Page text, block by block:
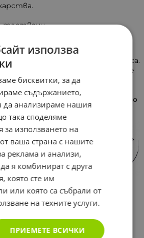
тествани.
и подсушете кожата на носа.
от опаковката и премахнете
Поставете пластира и
секунди, за да прилепне добре
пластира бавно, когато
или се къпете с гореща вода.
се обърнете към
орган.
използва
бисквитки, за да
съдържанието,
да анализираме нашия
така споделяме
използването на
ваша страна с нашите
реклама и анализи,
я комбинират с друга
която сте им
или която са събрали от
на техните услуги.
ПРИЕМЕТЕ ВСИЧКИ